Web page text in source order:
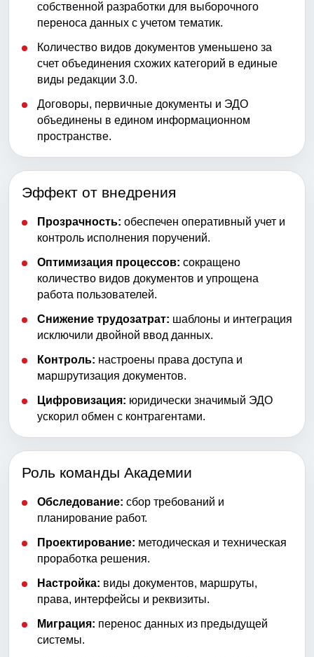
собственной разработки для выборочного
переноса данных с учетом тематик.
Количество видов документов уменьшено за
счет объединения схожих категорий в единые
виды редакции 3.0.
Договоры, первичные документы и ЭДО
объединены в едином информационном
пространстве.
Эффект от внедрения
Прозрачность: обеспечен оперативный учет и
контроль исполнения поручений.
Оптимизация процессов: сокращено
количество видов документов и упрощена
работа пользователей.
Снижение трудозатрат: шаблоны и интеграция
исключили двойной ввод данных.
Контроль: настроены права доступа и
маршрутизация документов.
Цифровизация: юридически значимый ЭДО
ускорил обмен с контрагентами.
Роль команды Академии
Обследование: сбор требований и
планирование работ.
Проектирование: методическая и техническая
проработка решения.
Настройка: виды документов, маршруты,
права, интерфейсы и реквизиты.
Миграция: перенос данных из предыдущей
системы.